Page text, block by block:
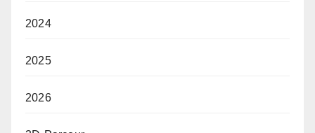
2024
2025
2026